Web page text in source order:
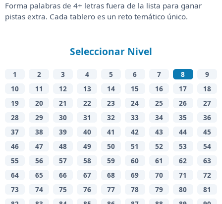
Forma palabras de 4+ letras fuera de la lista para ganar
pistas extra. Cada tablero es un reto temático único.
Seleccionar Nivel
1 2 3 4 5 6 7 8
9
10
11 12 13 14 15 16 17
18
19
20 21 22 23 24 25 26
27
28
29 30 31 32 33 34 35
36
37
38 39 40 41 42 43 44
45
46
47 48 49 50 51 52 53
54
55
56 57 58 59 60 61 62
63
64
65 66 67 68 69 70 71
72
73
74 75 76 77 78 79 80
81